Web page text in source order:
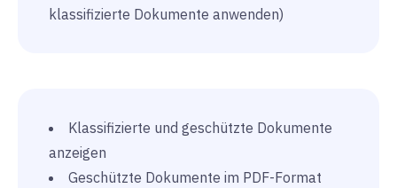
klassifizierte Dokumente anwenden)
Klassifizierte und geschützte Dokumente
anzeigen
Geschützte Dokumente im PDF-Format